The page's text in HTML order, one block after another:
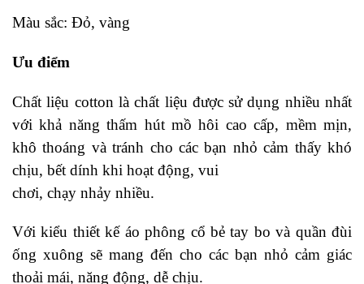
Màu sắc: Đỏ, vàng
Ưu điểm
Chất liệu cotton là chất liệu được sử dụng nhiều nhất
với khả năng thấm hút mồ hôi cao cấp, mềm mịn,
khô thoáng và tránh cho các bạn nhỏ cảm thấy khó
chịu, bết dính khi hoạt động, vui
chơi, chạy nhảy nhiều.
Với kiểu thiết kế áo phông cổ bẻ tay bo và quần đùi
ống xuông sẽ mang đến cho các bạn nhỏ cảm giác
thoải mái, năng động, dễ chịu.